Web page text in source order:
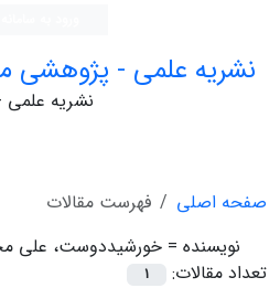
نشریه علمی - پژوهشی
نشریه علمی
صفحه اصلی
فهرست مقالات
نویسنده = خورشیددوست، علی
تعداد مقالات:
1